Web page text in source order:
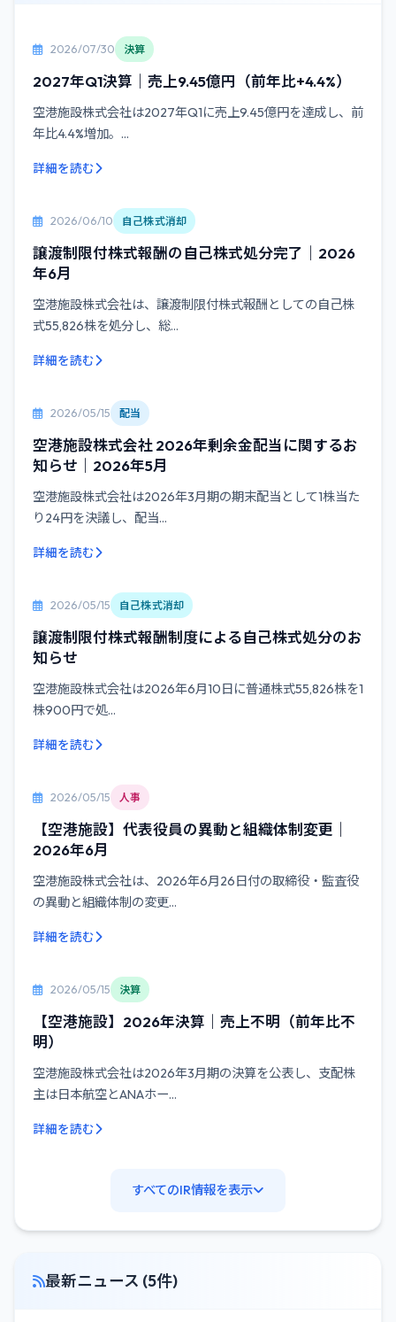
2026/07/30 決算
2027年Q1決算｜売上9.45億円（前年比+4.4%）
空港施設株式会社は2027年Q1に売上9.45億円を達成し、前
年比4.4%増加。...
詳細を読む
2026/06/10 自己株式消却
譲渡制限付株式報酬の自己株式処分完了｜2026
年6月
空港施設株式会社は、譲渡制限付株式報酬としての自己株
式55,826株を処分し、総...
詳細を読む
2026/05/15 配当
空港施設株式会社 2026年剰余金配当に関するお
知らせ｜2026年5月
空港施設株式会社は2026年3月期の期末配当として1株当た
り24円を決議し、配当...
詳細を読む
2026/05/15 自己株式消却
譲渡制限付株式報酬制度による自己株式処分のお
知らせ
空港施設株式会社は2026年6月10日に普通株式55,826株を1
株900円で処...
詳細を読む
2026/05/15 人事
【空港施設】代表役員の異動と組織体制変更｜
2026年6月
空港施設株式会社は、2026年6月26日付の取締役・監査役
の異動と組織体制の変更...
詳細を読む
2026/05/15 決算
【空港施設】2026年決算｜売上不明（前年比不
明）
空港施設株式会社は2026年3月期の決算を公表し、支配株
主は日本航空とANAホー...
詳細を読む
すべてのIR情報を表示
最新ニュース (5件)